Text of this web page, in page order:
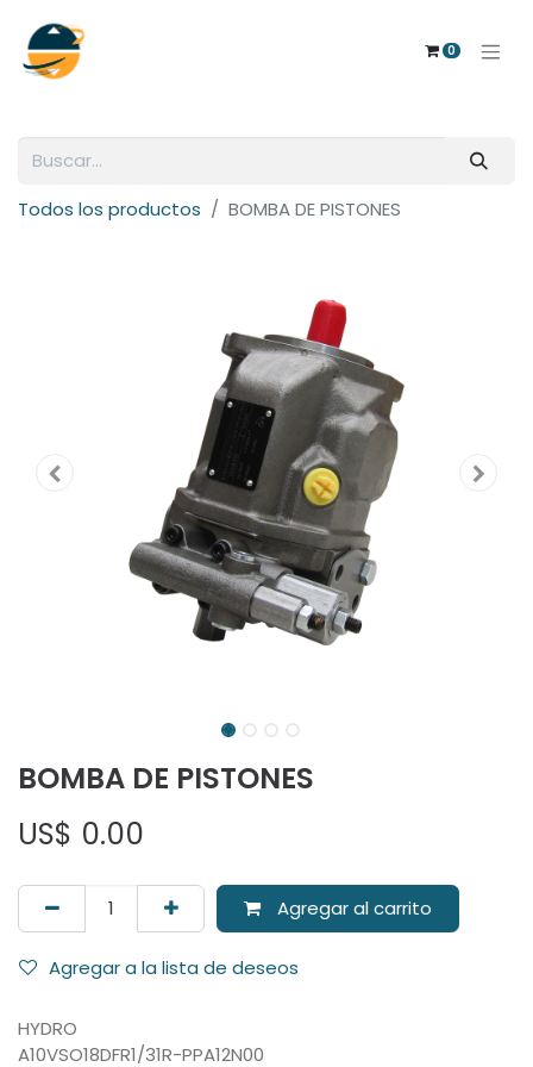
0
Todos los productos BOMBA DE PISTONES
BOMBA DE PISTONES
US$ 0.00
Agregar al carrito
Agregar a la lista de deseos
HYDRO
A10VSO18DFR1/31R-PPA12N00